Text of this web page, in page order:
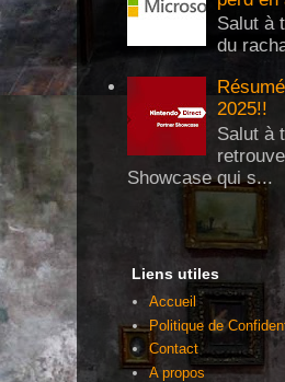
Salut à
du
2025!!
Salut à
Showcase qui s...
Liens utiles
Accueil
Politique de
Contact
A propos